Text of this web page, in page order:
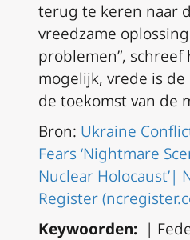
terug te keren naar
vreedzame
problemen”, schreef
mogelijk, vrede is
de toekomst van de
Bron: Ukraine
Fears ‘Nightmare
Nuclear Holocaust’|
Register
Keywoorden: |